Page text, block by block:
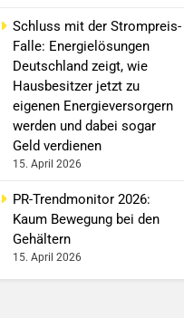
Schluss mit der Strompreis-
Falle: Energielösungen
Deutschland zeigt, wie
Hausbesitzer jetzt zu
eigenen Energieversorgern
werden und dabei sogar
Geld verdienen
15. April 2026
PR-Trendmonitor 2026:
Kaum Bewegung bei den
Gehältern
15. April 2026